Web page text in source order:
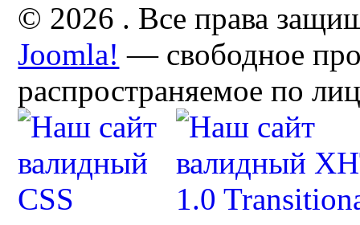
© 2026 . Все права
Joomla! — свободное
распространяемое по